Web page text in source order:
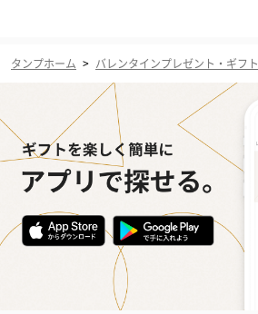
タンプホーム > バレンタインプレゼント・ギフト